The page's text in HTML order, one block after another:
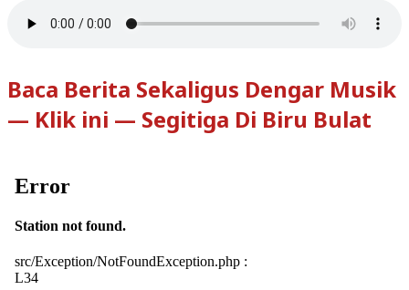
Baca Berita Sekaligus Dengar Musik
— Klik ini — Segitiga Di Biru Bulat